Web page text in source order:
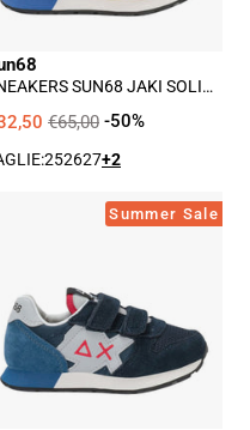
Giallo
SUN68 JAKI SOLID
€65,00 -50%
252627+2
Sneakers
Solid
Bimbo
-
Blu
Summer Sale